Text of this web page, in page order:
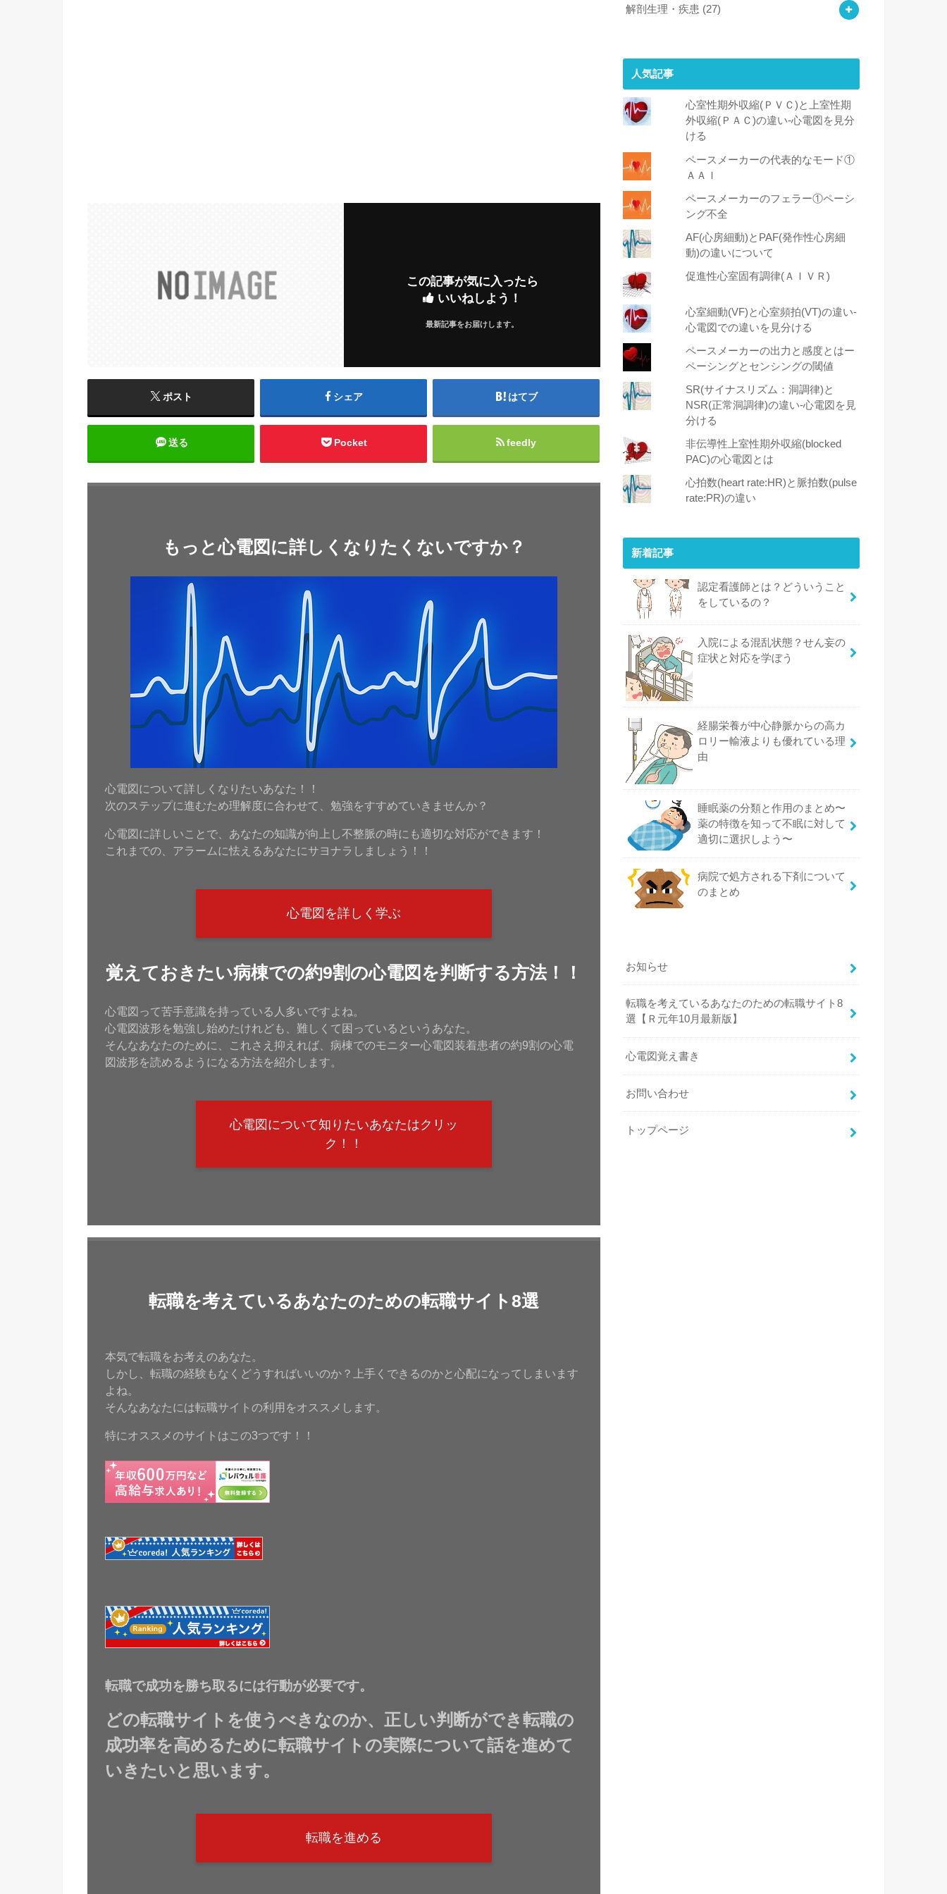
この記事が気に入ったら
いいねしよう！
最新記事をお届けします。
ポスト シェア はてブ
送る Pocket feedly
もっと心電図に詳しくなりたくないですか？
心電図について詳しくなりたいあなた！！
次のステップに進むため理解度に合わせて、勉強をすすめていきませんか？
心電図に詳しいことで、あなたの知識が向上し不整脈の時にも適切な対応ができます！
これまでの、アラームに怯えるあなたにサヨナラしましょう！！
心電図を詳しく学ぶ
覚えておきたい病棟での約9割の心電図を判断する方法！！
心電図って苦手意識を持っている人多いですよね。
心電図波形を勉強し始めたけれども、難しくて困っているというあなた。
そんなあなたのために、これさえ抑えれば、病棟でのモニター心電図装着患者の約9割の心電
図波形を読めるようになる方法を紹介します。
心電図について知りたいあなたはクリッ
ク！！
転職を考えているあなたのための転職サイト8選
本気で転職をお考えのあなた。
しかし、転職の経験もなくどうすればいいのか？上手くできるのかと心配になってしまいます
よね。
そんなあなたには転職サイトの利用をオススメします。
特にオススメのサイトはこの3つです！！
転職で成功を勝ち取るには行動が必要です。
どの転職サイトを使うべきなのか、正しい判断ができ転職の
成功率を高めるために転職サイトの実際について話を進めて
いきたいと思います。
転職を進める
解剖生理・疾患 (27)
人気記事
心室性期外収縮(ＰＶＣ)と上室性期
外収縮(ＰＡＣ)の違い-心電図を見分
ける
ペースメーカーの代表的なモード①
ＡＡＩ
ペースメーカーのフェラー①ペーシ
ング不全
AF(心房細動)とPAF(発作性心房細
動)の違いについて
促進性心室固有調律(ＡＩＶＲ)
心室細動(VF)と心室頻拍(VT)の違い‐
心電図での違いを見分ける
ペースメーカーの出力と感度とはー
ペーシングとセンシングの閾値
SR(サイナスリズム：洞調律)と
NSR(正常洞調律)の違い-心電図を見
分ける
非伝導性上室性期外収縮(blocked
PAC)の心電図とは
心拍数(heart rate:HR)と脈拍数(pulse
rate:PR)の違い
新着記事
認定看護師とは？どういうこと
をしているの？
入院による混乱状態？せん妄の
症状と対応を学ぼう
経腸栄養が中心静脈からの高カ
ロリー輸液よりも優れている理
由
睡眠薬の分類と作用のまとめ〜
薬の特徴を知って不眠に対して
適切に選択しよう〜
病院で処方される下剤について
のまとめ
お知らせ
転職を考えているあなたのための転職サイト8
選【Ｒ元年10月最新版】
心電図覚え書き
お問い合わせ
トップページ